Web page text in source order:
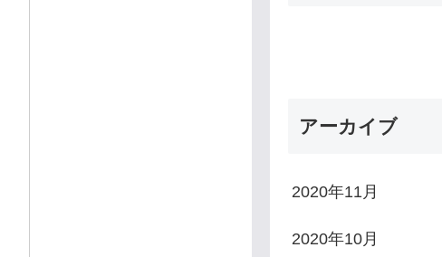
アーカイブ
2020年11月
2020年10月